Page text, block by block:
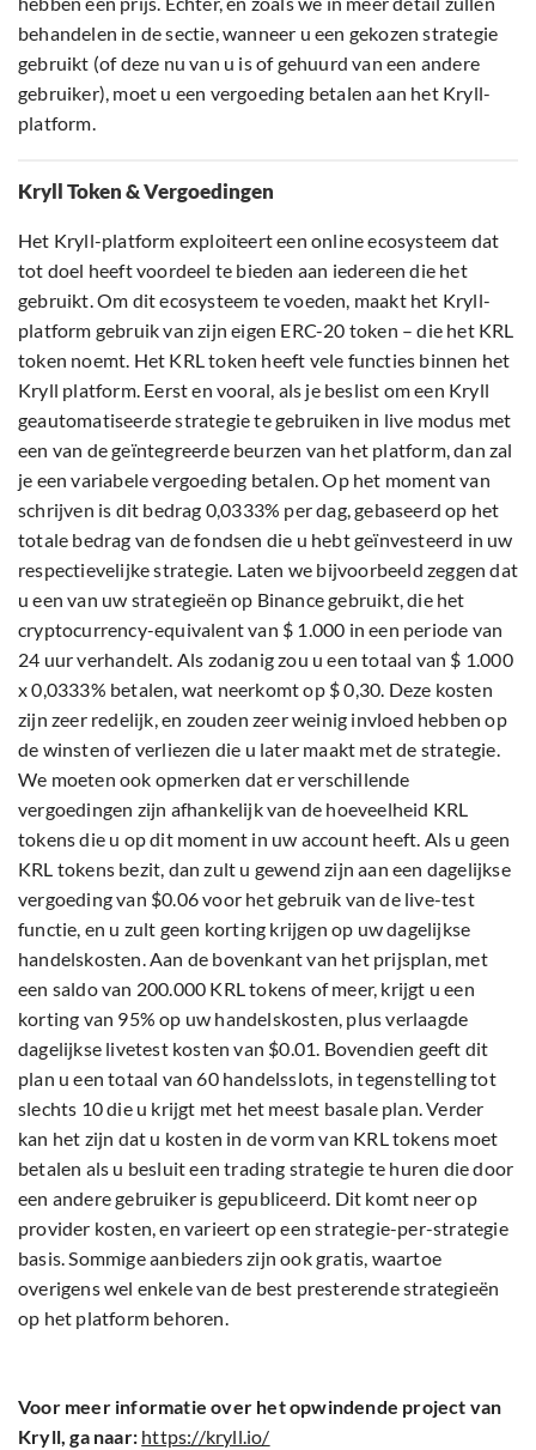
behandelen in de sectie, wanneer u een gekozen strategie
gebruikt (of deze nu van u is of gehuurd van een andere
gebruiker), moet u een vergoeding betalen aan het Kryll-
platform.
Kryll Token & Vergoedingen
Het Kryll-platform exploiteert een online ecosysteem dat
tot doel heeft voordeel te bieden aan iedereen die het
gebruikt. Om dit ecosysteem te voeden, maakt het Kryll-
platform gebruik van zijn eigen ERC-20 token – die het KRL
token noemt. Het KRL token heeft vele functies binnen het
Kryll platform. Eerst en vooral, als je beslist om een Kryll
geautomatiseerde strategie te gebruiken in live modus met
een van de geïntegreerde beurzen van het platform, dan zal
je een variabele vergoeding betalen. Op het moment van
schrijven is dit bedrag 0,0333% per dag, gebaseerd op het
totale bedrag van de fondsen die u hebt geïnvesteerd in uw
respectievelijke strategie. Laten we bijvoorbeeld zeggen dat
u een van uw strategieën op Binance gebruikt, die het
cryptocurrency-equivalent van $ 1.000 in een periode van
24 uur verhandelt. Als zodanig zou u een totaal van $ 1.000
x 0,0333% betalen, wat neerkomt op $ 0,30. Deze kosten
zijn zeer redelijk, en zouden zeer weinig invloed hebben op
de winsten of verliezen die u later maakt met de strategie.
We moeten ook opmerken dat er verschillende
vergoedingen zijn afhankelijk van de hoeveelheid KRL
tokens die u op dit moment in uw account heeft. Als u geen
KRL tokens bezit, dan zult u gewend zijn aan een dagelijkse
vergoeding van $0.06 voor het gebruik van de live-test
functie, en u zult geen korting krijgen op uw dagelijkse
handelskosten. Aan de bovenkant van het prijsplan, met
een saldo van 200.000 KRL tokens of meer, krijgt u een
korting van 95% op uw handelskosten, plus verlaagde
dagelijkse livetest kosten van $0.01. Bovendien geeft dit
plan u een totaal van 60 handelsslots, in tegenstelling tot
slechts 10 die u krijgt met het meest basale plan. Verder
kan het zijn dat u kosten in de vorm van KRL tokens moet
betalen als u besluit een trading strategie te huren die door
een andere gebruiker is gepubliceerd. Dit komt neer op
provider kosten, en varieert op een strategie-per-strategie
basis. Sommige aanbieders zijn ook gratis, waartoe
overigens wel enkele van de best presterende strategieën
op het platform behoren.
Voor meer informatie over het opwindende project van
Kryll, ga naar: https://kryll.io/